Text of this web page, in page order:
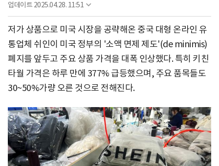
업데이트 2025.04.28. 11:51
저가 상품으로 미국 시장을 공략해온 중국 대형 온라인 유
통업체 쉬인이 미국 정부의 '소액 면제 제도'(de minimis)
폐지를 앞두고 주요 상품 가격을 대폭 인상했다. 특히 키친
타월 가격은 하루 만에 377% 급등했으며, 주요 품목들도
30~50%가량 오른 것으로 전해진다.